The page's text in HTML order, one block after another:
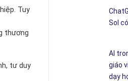
Tuy
thương
tư duy
Sol
AI
giáo
dạy